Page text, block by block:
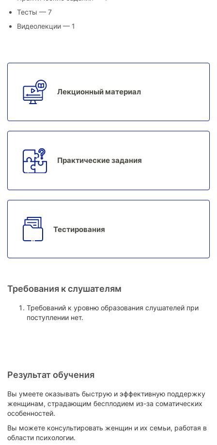
Тесты — 7
Видеолекции — 1
Лекционный материал
Практические задания
Тестирования
Требования к слушателям
Требований к уровню образования слушателей при
поступлении нет.
Результат обучения
Вы умеете оказывать быструю и эффективную поддержку
женщинам, страдающим бесплодием из-за соматических
особенностей.
Вы можете консультировать женщин и их семьи, работая в
области психологии.